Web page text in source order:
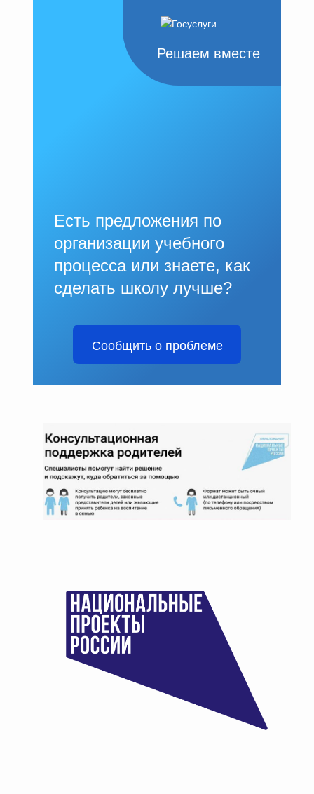
Решаем вместе
Есть предложения по
организации учебного
процесса или знаете, как
сделать школу лучше?
Сообщить о проблеме